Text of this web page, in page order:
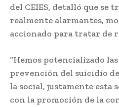
del CEIES, detalló que se
realmente alarmantes,
accionado para tratar de
“Hemos potencializado
prevención del suicidio
la social, justamente esta
con la promoción de la